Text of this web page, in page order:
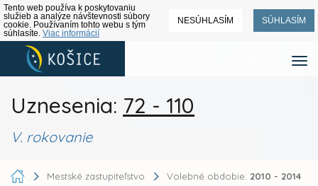
Tento web používa k poskytovaniu
služieb a analýze návštevnosti súbory
cookie. Používaním tohto webu s tým
súhlasíte. Viac informácií
NESÚHLASÍM SÚHLASÍM
Uznesenia: 72 - 110
V. rokovanie
Mestské zastupiteľstvo Volebné obdobie: 2010 - 2014